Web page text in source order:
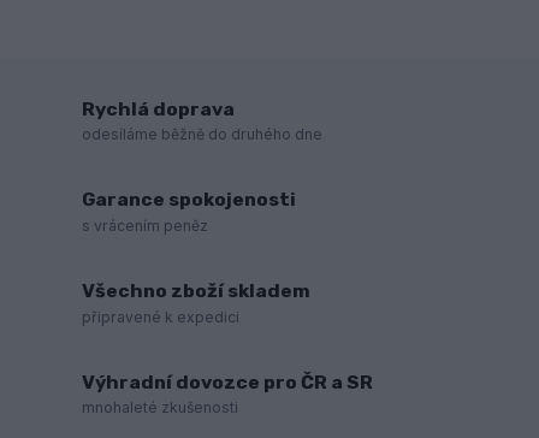
Rychlá doprava
odesíláme běžně do druhého dne
Garance spokojenosti
s vrácením peněz
Všechno zboží skladem
připravené k expedici
Výhradní dovozce pro ČR a SR
mnohaleté zkušenosti